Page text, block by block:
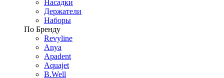
Насадки
Держатели
Наборы
По Бренду
Revyline
Anya
Apadent
Aquajet
B.Well